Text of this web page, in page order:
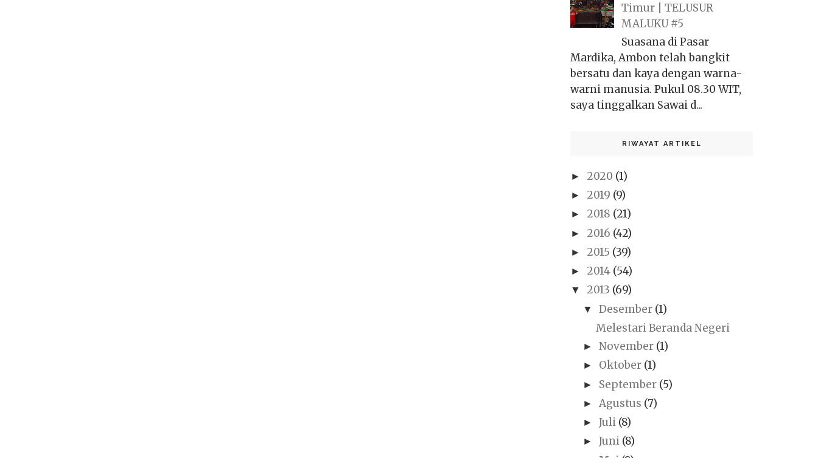
Timur | TELUSUR
MALUKU #5
Suasana di Pasar
Mardika, Ambon telah bangkit
bersatu dan kaya dengan warna-
warni manusia. Pukul 08.30 WIT,
saya tinggalkan Sawai d...
RIWAYAT ARTIKEL
► 2020 (1)
► 2019 (9)
► 2018 (21)
► 2016 (42)
► 2015 (39)
► 2014 (54)
▼ 2013 (69)
▼ Desember (1)
Melestari Beranda Negeri
►November (1)
► Oktober (1)
► September (5)
►Agustus (7)
►Juli (8)
► Juni (8)